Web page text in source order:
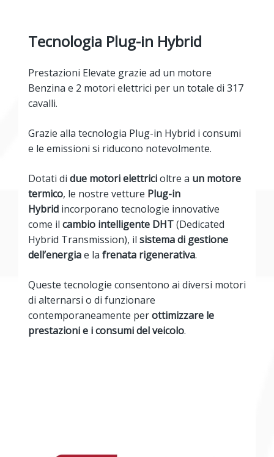
Tecnologia Plug-in Hybrid
Prestazioni Elevate grazie ad un motore
Benzina e 2 motori elettrici per un totale di 317
cavalli.
Grazie alla tecnologia Plug-in Hybrid i consumi
e le emissioni si riducono notevolmente.
Dotati di due motori elettricioltre a un motore
termico, le nostre vetture Plug-in
Hybrid incorporano tecnologie innovative
come il cambio intelligente DHT(Dedicated
Hybrid Transmission), il sistema di gestione
dell’energiae la frenata rigenerativa.
Queste tecnologie consentono ai diversi motori
di alternarsi o di funzionare
contemporaneamente perottimizzare le
prestazioni e i consumi del veicolo.